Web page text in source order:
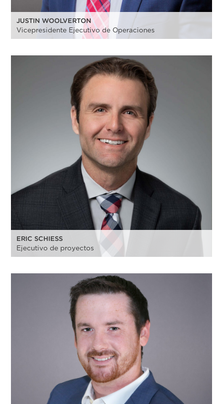
JUSTIN WOOLVERTON
Vicepresidente Ejecutivo de Operaciones
ERIC SCHIESS
Ejecutivo de proyectos